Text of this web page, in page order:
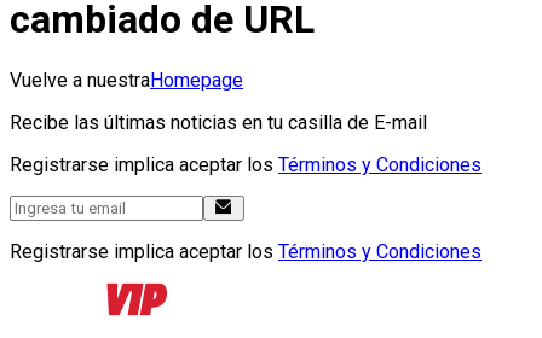
cambiado de URL
Vuelve a nuestraHomepage
Recibe las últimas noticias en tu casilla de E-mail
Registrarse implica aceptar los Términos y Condiciones
Registrarse implica aceptar los Términos y Condiciones